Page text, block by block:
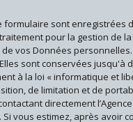
sont enregistrées
pour la gestion de
vos Données
sont conservées
à la loi « informatique et
de limitation et de
directement
vous estimez, après avoir